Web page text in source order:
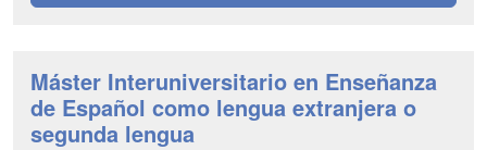
Máster Interuniversitario en Enseñanza
de Español como lengua extranjera o
segunda lengua